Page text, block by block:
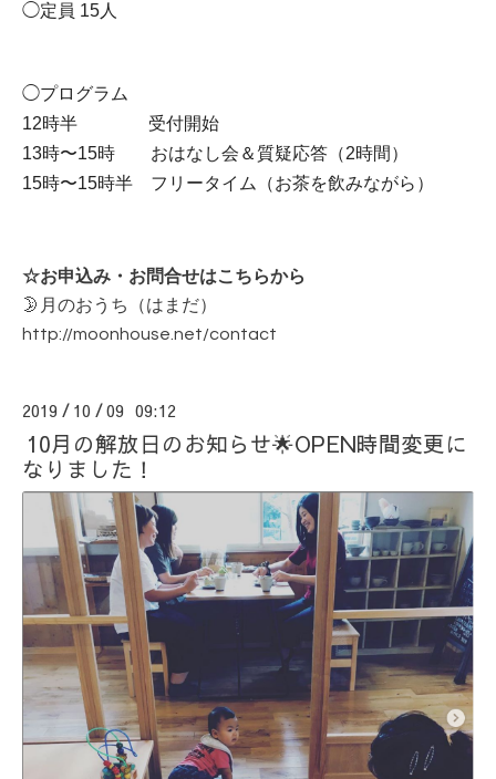
◯定員 15人
◯プログラム
12時半 受付開始
13時〜15時 おはなし会＆質疑応答（2時間）
15時〜15時半 フリータイム（お茶を飲みながら）
☆お申込み・お問合せはこちらから
🌛月のおうち（はまだ）
http://moonhouse.net/contact
2019 / 10 /09 09:12
10月の解放日のお知らせ🌟OPEN時間変更に
なりました！